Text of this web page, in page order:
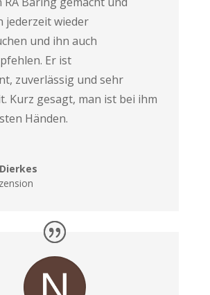
jederzeit wieder
und ihn auch
Er ist
zuverlässig und sehr
Kurz gesagt, man ist bei ihm
Händen.